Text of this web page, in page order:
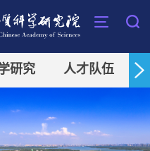
研究 人才队伍